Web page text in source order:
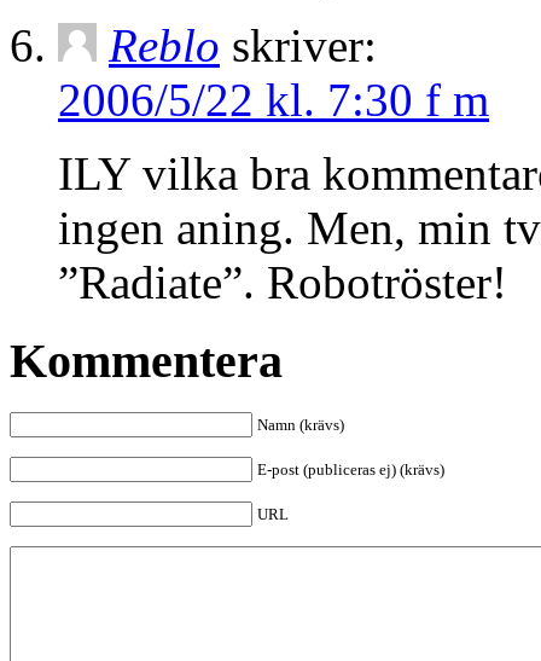
Reblo skriver:
2006/5/22 kl. 7:30 f m
ILY vilka bra
ingen aning. Men, min
”Radiate”. Robotröster!
Kommentera
Namn (krävs)
E-post (publiceras ej) (krävs)
URL